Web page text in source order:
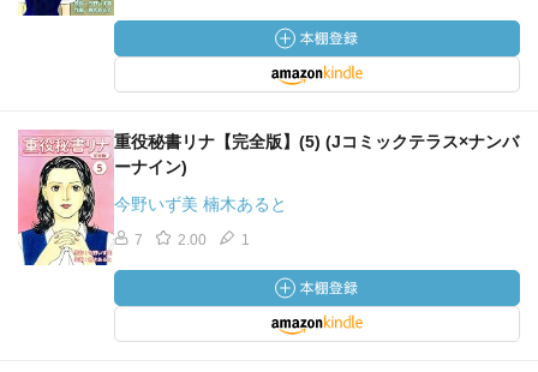
重役秘書リナ【完全版】(5) (Jコミックテラス×ナンバ
ーナイン)
今野いず美 楠木あると
7 2.00 1